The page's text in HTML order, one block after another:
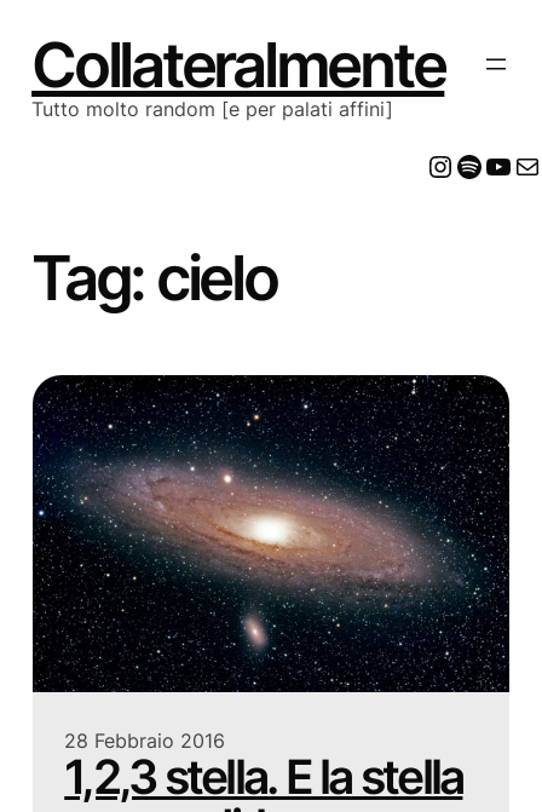
contenuto
Collateralmente
Tutto molto random [e per palati affini]
Tag:cielo
28 Febbraio 2016
1,2,3 stella. E la stella